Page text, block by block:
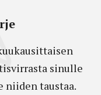
sinulle
niiden taustaa.